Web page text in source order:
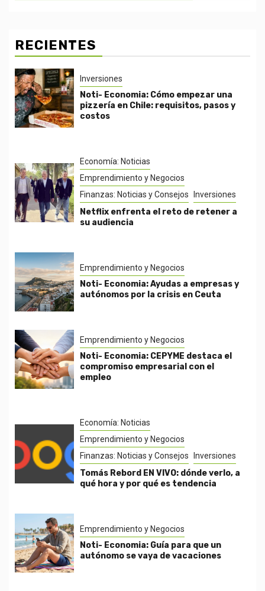
RECIENTES
Inversiones
Noti- Economia: Cómo empezar una
pizzería en Chile: requisitos, pasos y
costos
Economía: Noticias
Emprendimiento y Negocios
Finanzas: Noticias y Consejos
Inversiones
Netflix enfrenta el reto de retener a
su audiencia
Emprendimiento y Negocios
Noti- Economia: Ayudas a empresas y
autónomos por la crisis en Ceuta
Emprendimiento y Negocios
Noti- Economia: CEPYME destaca el
compromiso empresarial con el
empleo
Economía: Noticias
Emprendimiento y Negocios
Finanzas: Noticias y Consejos
Inversiones
Tomás Rebord EN VIVO: dónde verlo, a
qué hora y por qué es tendencia
Emprendimiento y Negocios
Noti- Economia: Guía para que un
autónomo se vaya de vacaciones